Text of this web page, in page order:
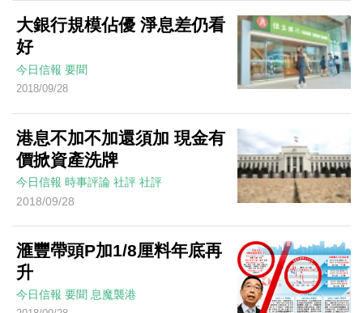
大銀行規模佔優 淨息差仍看
好
今日信報 要聞
2018/09/28
港息不加不加還須加 現金有
價掀資產洗牌
今日信報 時事評論 社評 社評
2018/09/28
滙豐帶頭P加1/8厘料年底再
升
今日信報 要聞 息魔襲港